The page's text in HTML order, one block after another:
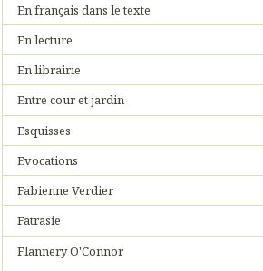
En français dans le texte
En lecture
En librairie
Entre cour et jardin
Esquisses
Evocations
Fabienne Verdier
Fatrasie
Flannery O'Connor